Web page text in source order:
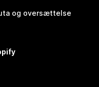
og oversættelse